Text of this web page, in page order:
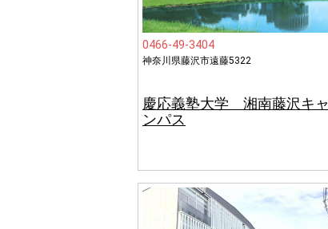
0466-49-3404
神奈川県藤沢市遠藤5322
慶応義塾大学 湘南藤沢キャ
ンパス